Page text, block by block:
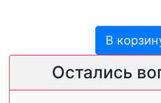
В
Остались